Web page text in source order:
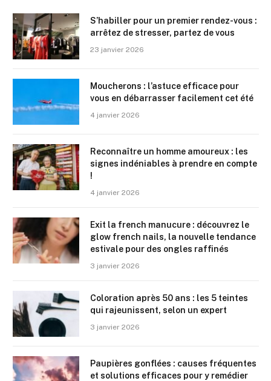
S’habiller pour un premier rendez-vous :
arrêtez de stresser, partez de vous
23 janvier 2026
Moucherons : l’astuce efficace pour
vous en débarrasser facilement cet été
4 janvier 2026
Reconnaître un homme amoureux : les
signes indéniables à prendre en compte
!
4 janvier 2026
Exit la french manucure : découvrez le
glow french nails, la nouvelle tendance
estivale pour des ongles raffinés
3 janvier 2026
Coloration après 50 ans : les 5 teintes
qui rajeunissent, selon un expert
3 janvier 2026
Paupières gonflées : causes fréquentes
et solutions efficaces pour y remédier